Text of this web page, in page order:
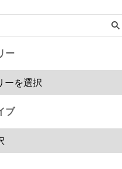
ー
ブ